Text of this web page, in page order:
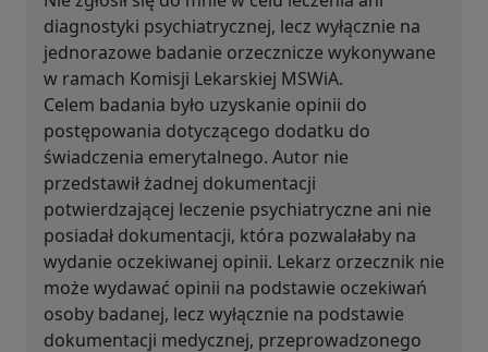
diagnostyki psychiatrycznej, lecz wyłącznie na
jednorazowe badanie orzecznicze wykonywane
w ramach Komisji Lekarskiej MSWiA.
Celem badania było uzyskanie opinii do
postępowania dotyczącego dodatku do
świadczenia emerytalnego. Autor nie
przedstawił żadnej dokumentacji
potwierdzającej leczenie psychiatryczne ani nie
posiadał dokumentacji, która pozwalałaby na
wydanie oczekiwanej opinii. Lekarz orzecznik nie
może wydawać opinii na podstawie oczekiwań
osoby badanej, lecz wyłącznie na podstawie
dokumentacji medycznej, przeprowadzonego